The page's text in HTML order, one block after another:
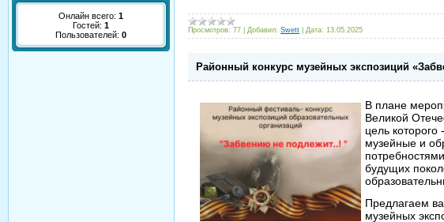
Онлайн всего: 1
Гостей: 1
Пользователей: 0 Просмотров: 77 Добавил: Swett Дата: 13.05.2025
Районный конкурс музейных экспозиций
В плане
Великой
цель
музейные и
будущих
Предлагаем
музейных